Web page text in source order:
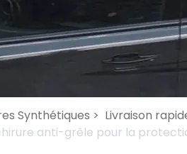
Synthétiques > Livraison
anti-grêle pour la